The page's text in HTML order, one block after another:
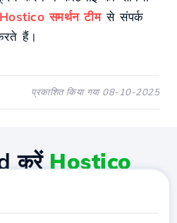
Hostico समर्थन टीमसे संपर्क
हैं।
प्रकाशित किया गया 08-10-2025
करें Hostico